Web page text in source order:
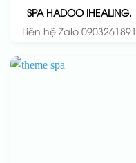
SPA HADOO IHEALING.
Liên hệ Zalo 0903261891